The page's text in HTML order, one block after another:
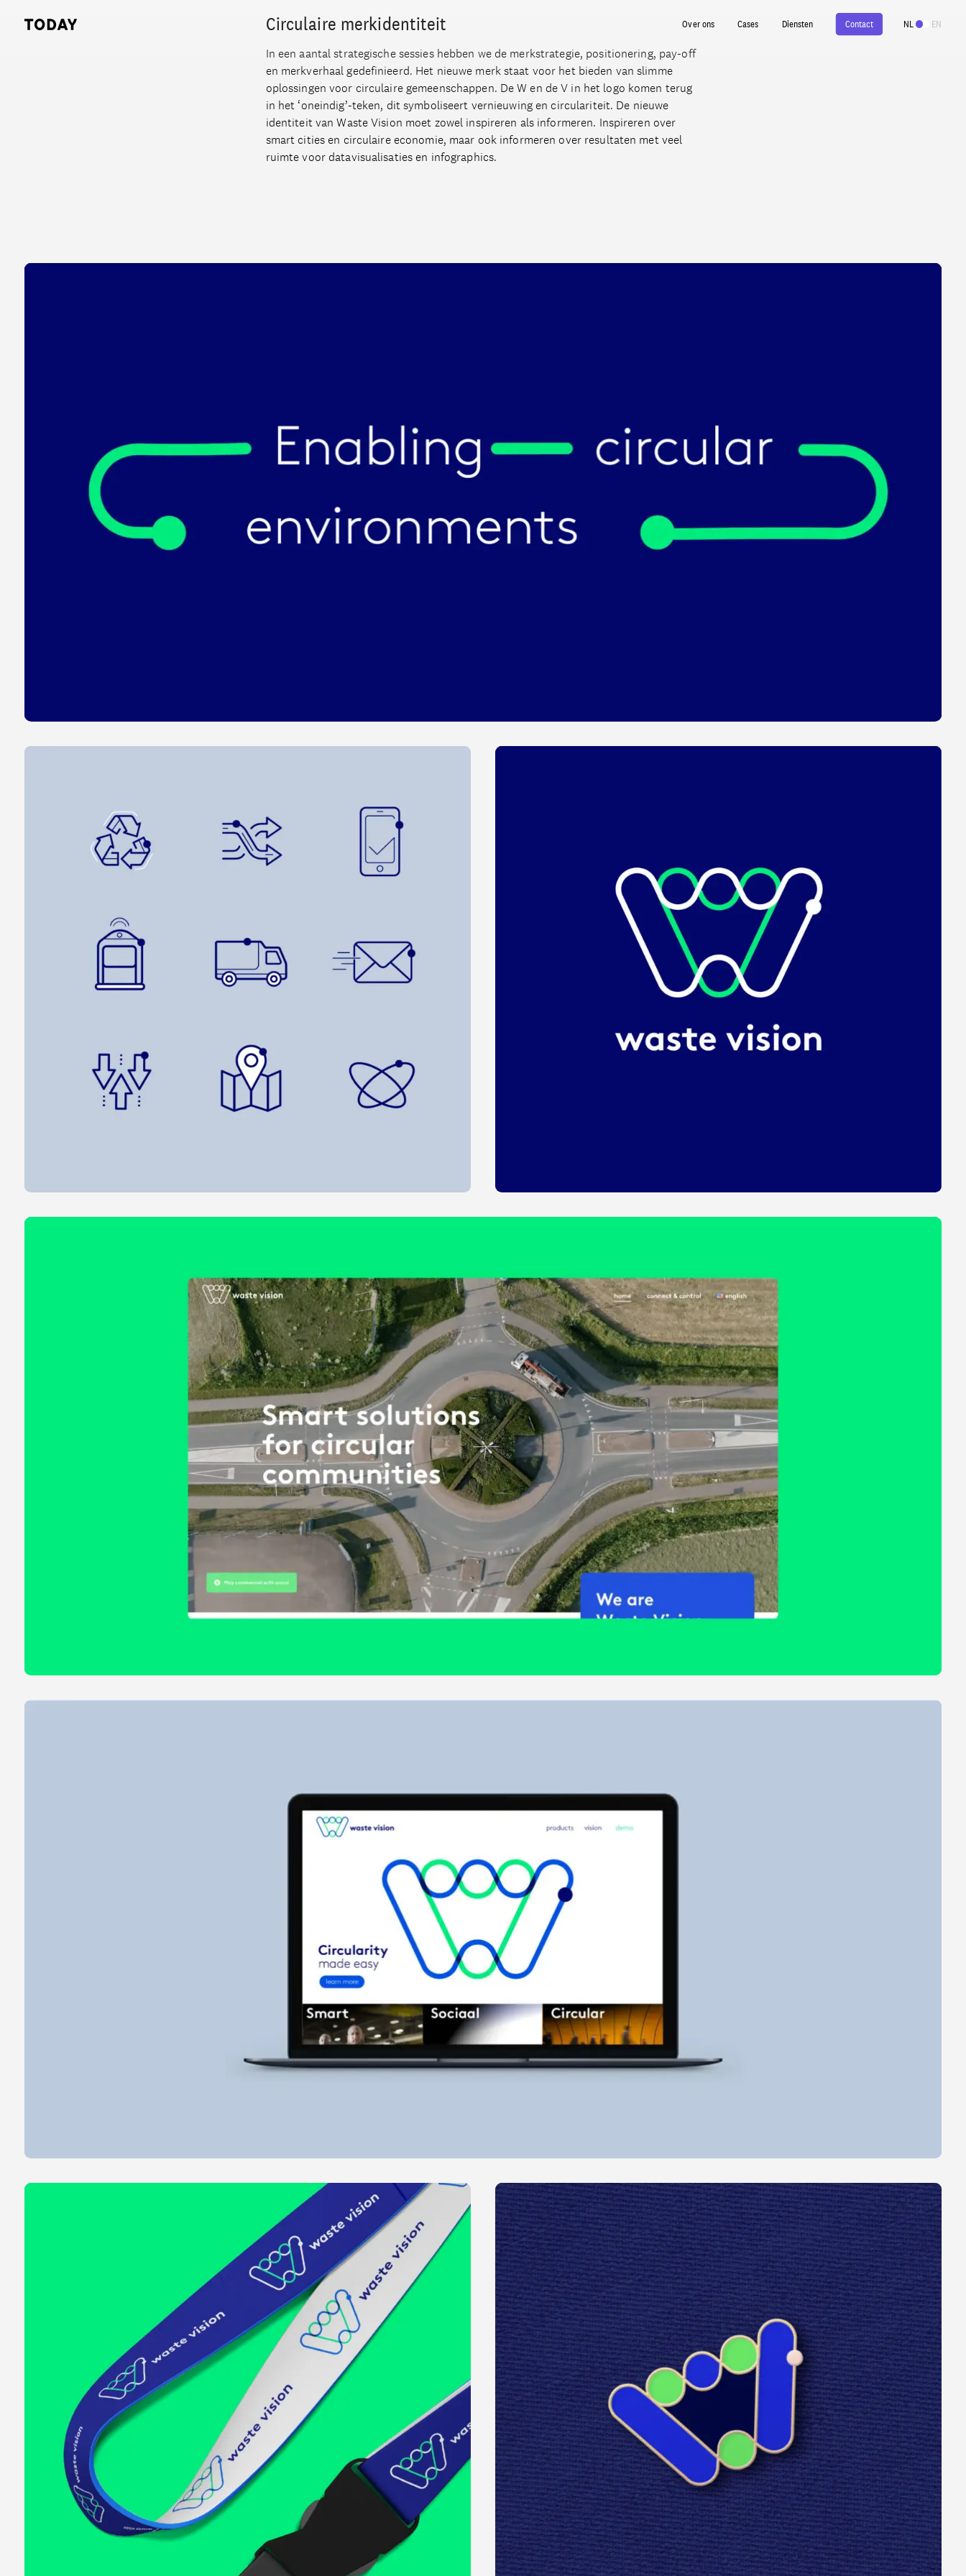
Today, links to the homepage Contact NL EN
Circulaire merkidentiteit
In een aantal strategische sessies hebben we de merkstrategie, positionering, pay-off
en merkverhaal gedefinieerd. Het nieuwe merk staat voor het bieden van slimme
oplossingen voor circulaire gemeenschappen. De W en de V in het logo komen terug
in het ‘oneindig’-teken, dit symboliseert vernieuwing en circulariteit. De nieuwe
identiteit van Waste Vision moet zowel inspireren als informeren. Inspireren over
smart cities en circulaire economie, maar ook informeren over resultaten met veel
ruimte voor datavisualisaties en infographics.